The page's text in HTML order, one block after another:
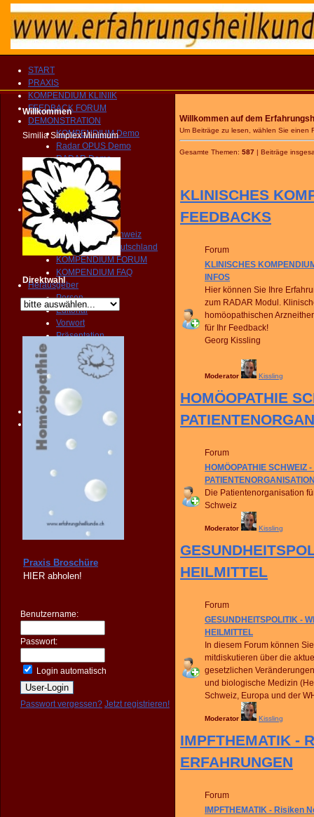
START
PRAXIS
KOMPENDIUM KLINIIK
FEEDBACK FORUM
DEMONSTRATION
KOMPENDIUM Demo
Radar OPUS Demo
RADAR Demo
Präsentation
Broschüre
Vorwort
RADAR Support
RADAR Archibel
Radarservice Schweiz
Radarservice Deutschland
KOMPENDIUM FORUM
KOMPENDIUM FAQ
Herausgeber
Person
Editorial
Vorwort
Präsentation
Publikationen
Broschüre
Vertrieb
FORUM
FAQ
KONTAKT
SHOP
Willkommen
Similia Simplex Minimum
Direktwahl
Praxis Broschüre
HIER abholen!
Benutzername:
Passwort:
Login automatisch
Passwort vergessen? Jetzt registrieren!
Willkommen auf dem
Um Beiträge zu lesen, wählen Sie einen
Gesamte Themen: 587 | Beiträge
KLINISCHES
FEEDBACKS
Forum
KLINISCHES
INFOS
Hier können Sie Ihre
zum RADAR Modul.
homöopathischen
für Ihr Feedback!
Georg Kissling
Moderator Kissling
HOMÖOPATHIE
Forum
HOMÖOPATHIE SCHWEIZ
Die Patientenorganisation
Schweiz
Moderator Kissling
HEILMITTEL
Forum
GESUNDHEITSPOLITIK -
HEILMITTEL
In diesem Forum können
mitdiskutieren über die
gesetzlichen
und biologische Medizin
Schweiz, Europa und der
Moderator Kissling
IMPFTHEMATIK -
ERFAHRUNGEN
Forum
IMPFTHEMATIK - Risiken